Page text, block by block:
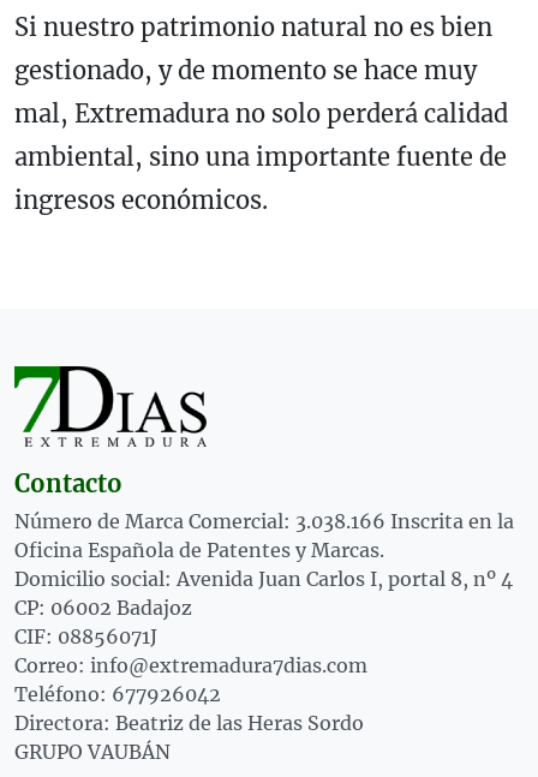
Si nuestro patrimonio natural no es bien
gestionado, y de momento se hace muy
mal, Extremadura no solo perderá calidad
ambiental, sino una importante fuente de
ingresos económicos.
Contacto
Número de Marca Comercial: 3.038.166 Inscrita en la
Oficina Española de Patentes y Marcas.
Domicilio social: Avenida Juan Carlos I, portal 8, nº 4
CP: 06002 Badajoz
CIF: 08856071J
Correo: info@extremadura7dias.com
Teléfono: 677926042
Directora: Beatriz de las Heras Sordo
GRUPO VAUBÁN